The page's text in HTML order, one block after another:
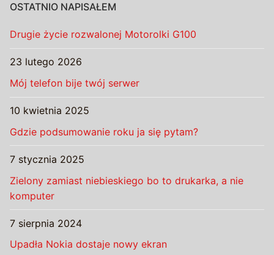
OSTATNIO NAPISAŁEM
Drugie życie rozwalonej Motorolki G100
23 lutego 2026
Mój telefon bije twój serwer
10 kwietnia 2025
Gdzie podsumowanie roku ja się pytam?
7 stycznia 2025
Zielony zamiast niebieskiego bo to drukarka, a nie
komputer
7 sierpnia 2024
Upadła Nokia dostaje nowy ekran